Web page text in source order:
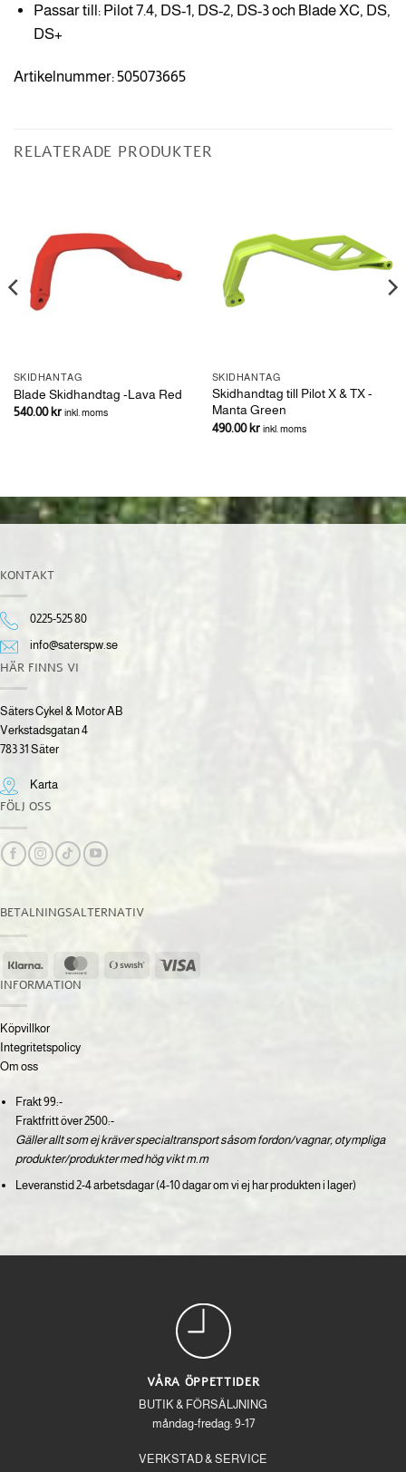
Passar till: Pilot 7.4, DS-1, DS-2, DS-3 och Blade XC, DS,
DS+
Artikelnummer: 505073665
RELATERADE PRODUKTER
SKIDHANTAG
Blade Skidhandtag -Lava Red
540.00kr inkl. moms
SKIDHANTAG
Skidhandtag till Pilot X & TX -
Manta Green
490.00kr inkl. moms
KONTAKT
0225-525 80
info@saterspw.se
HÄR FINNS VI
Säters Cykel & Motor AB
Verkstadsgatan 4
783 31 Säter
Karta
FÖLJ OSS
BETALNINGSALTERNATIV
Klarna MasterCardSwish
(SE)
INFORMATION
Köpvillkor
Integritetspolicy
Om oss
Frakt 99:-
Fraktfritt över 2500:-
Gäller allt som ej kräver specialtransport såsom fordon/vagnar, otympliga
produkter/produkter med hög vikt m.m
Leveranstid 2-4 arbetsdagar (4-10 dagar om vi ej har produkten i lager)
VÅRA ÖPPETTIDER
BUTIK & FÖRSÄLJNING
måndag-fredag: 9-17
VERKSTAD & SERVICE